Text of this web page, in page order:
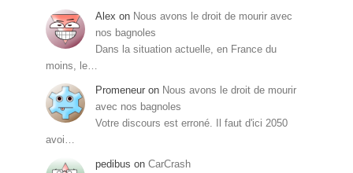
Alex on Nous avons le droit de mourir avec
nos bagnoles
Dans la situation actuelle, en France du
moins, le…
Promeneur on Nous avons le droit de mourir
avec nos bagnoles
Votre discours est erroné. Il faut d'ici 2050
avoi…
pedibus on CarCrash